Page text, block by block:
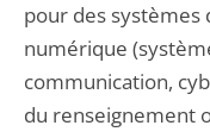
pour des systèmes
numérique
communication,
du renseignement